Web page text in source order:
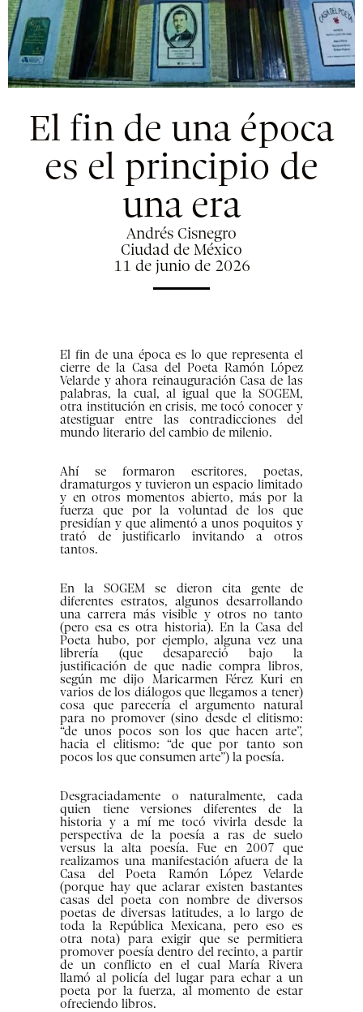
El fin de una época
es el principio de
una era
Andrés Cisnegro
Ciudad de México
11 de junio de 2026
El fin de una época es lo que representa el
cierre de la Casa del Poeta Ramón López
Velarde y ahora reinauguración Casa de las
palabras, la cual, al igual que la SOGEM,
otra institución en crisis, me tocó conocer y
atestiguar entre las contradicciones del
mundo literario del cambio de milenio.
Ahí se formaron escritores, poetas,
dramaturgos y tuvieron un espacio limitado
y en otros momentos abierto, más por la
fuerza que por la voluntad de los que
presidían y que alimentó a unos poquitos y
trató de justificarlo invitando a otros
tantos.
En la SOGEM se dieron cita gente de
diferentes estratos, algunos desarrollando
una carrera más visible y otros no tanto
(pero esa es otra historia). En la Casa del
Poeta hubo, por ejemplo, alguna vez una
librería (que desapareció bajo la
justificación de que nadie compra libros,
según me dijo Maricarmen Férez Kuri en
varios de los diálogos que llegamos a tener)
cosa que parecería el argumento natural
para no promover (sino desde el elitismo:
“de unos pocos son los que hacen arte”,
hacia el elitismo: “de que por tanto son
pocos los que consumen arte”) la poesía.
Desgraciadamente o naturalmente, cada
quien tiene versiones diferentes de la
historia y a mí me tocó vivirla desde la
perspectiva de la poesía a ras de suelo
versus la alta poesía. Fue en 2007 que
realizamos una manifestación afuera de la
Casa del Poeta Ramón López Velarde
(porque hay que aclarar existen bastantes
casas del poeta con nombre de diversos
poetas de diversas latitudes, a lo largo de
toda la República Mexicana, pero eso es
otra nota) para exigir que se permitiera
promover poesía dentro del recinto, a partir
de un conflicto en el cual María Rivera
llamó al policía del lugar para echar a un
poeta por la fuerza, al momento de estar
ofreciendo libros.